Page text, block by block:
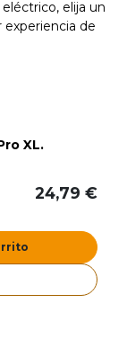
elija un
de
XL.
24,79 €